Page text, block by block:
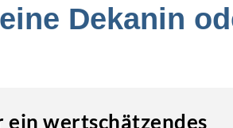
Dekanin